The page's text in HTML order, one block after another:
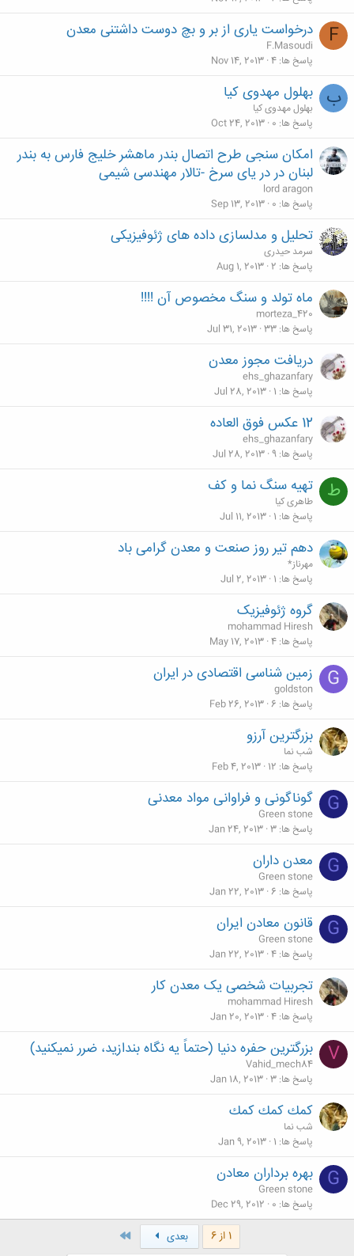
F درخواست یاری از بر و بچ دوست داشتنی معدن
F.Masoudi
پاسخ ها 4
Nov 14, 2013
ب بهلول مهدوی کیا
بهلول مهدوی کیا
پاسخ ها 0
Oct 24, 2013
امکان سنجی طرح اتصال بندر ماهشر خلیج فارس به بندر
لبنان در در یای سرخ -تالار مهندسی شیمی
lord aragon
پاسخ ها 0
Sep 13, 2013
تحلیل و مدلسازی داده های ژئوفیزیکی
سرمد حیدری
پاسخ ها 2
Aug 1, 2013
ماه تولد و سنگ مخصوص آن !!!!
morteza_420
پاسخ ها 33
Jul 31, 2013
دريافت مجوز معدن
ehs_ghazanfary
پاسخ ها 1
Jul 28, 2013
12 عكس فوق العاده
ehs_ghazanfary
پاسخ ها 9
Jul 28, 2013
ط تهیه سنگ نما و کف
طاهری کیا
پاسخ ها 1
Jul 11, 2013
دهم تیر روز صنعت و معدن گرامی باد
مهرناز*
پاسخ ها 1
Jul 2, 2013
گروه ژئوفیزیک
mohammad Hiresh
پاسخ ها 4
May 17, 2013
G زمین شناسی اقتصادی در ایران
goldston
پاسخ ها 6
Feb 26, 2013
بزرگترين آرزو
شب نما
پاسخ ها 12
Feb 4, 2013
G گوناگونى و فراوانى مواد معدنى
Green stone
پاسخ ها 3
Jan 24, 2013
G معدن داران
Green stone
پاسخ ها 6
Jan 22, 2013
G قانون معادن ايران
Green stone
پاسخ ها 4
Jan 22, 2013
تجربیات شخصی یک معدن کار
mohammad Hiresh
پاسخ ها 4
Jan 20, 2013
V بزرگترین حفره دنیا (حتماً یه نگاه بندازید، ضرر نمیکنید)
Vahid_mech84
پاسخ ها 3
Jan 18, 2013
كمك كمك كمك
شب نما
پاسخ ها 1
Jan 9, 2013
G بهره برداران معادن
Green stone
پاسخ ها 0
Dec 29, 2012
1 از 6 بعدی